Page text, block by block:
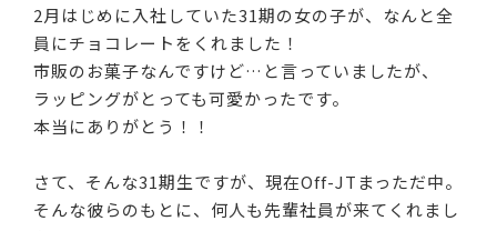
2月はじめに入社していた31期の女の子が、なんと全
員にチョコレートをくれました！
市販のお菓子なんですけど…と言っていましたが、
ラッピングがとっても可愛かったです。
本当にありがとう！！
さて、そんな31期生ですが、現在Off-JTまっただ中。
そんな彼らのもとに、何人も先輩社員が来てくれまし